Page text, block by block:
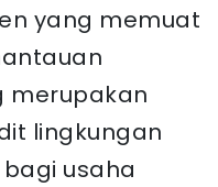
yang memuat
merupakan
lingkungan
usaha